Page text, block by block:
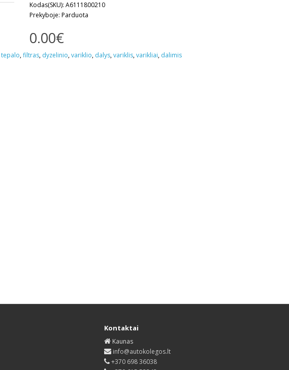
Kodas(SKU): A6111800210
Prekyboje: Parduota
0.00€
tepalo,filtras, dyzelinio,variklio, dalys,variklis,varikliai, dalimis
Kontaktai
Kaunas
info@autokolegos.lt
+370 698 36038